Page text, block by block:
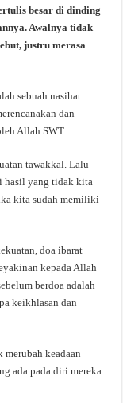
besar di dinding
Awalnya tidak
justru merasa
sebuah nasihat.
dan
Allah SWT.
tawakkal. Lalu
hasil yang tidak kita
kita sudah memiliki
doa ibarat
kepada Allah
berdoa adalah
keikhlasan dan
keadaan
ada pada diri mereka